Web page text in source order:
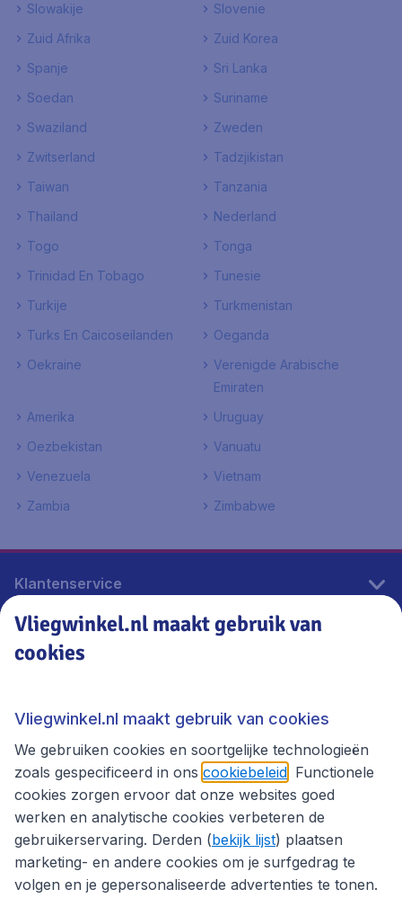
Slowakije
Slovenie
Zuid Afrika
Zuid Korea
Spanje
Sri Lanka
Soedan
Suriname
Swaziland
Zweden
Zwitserland
Tadzjikistan
Taiwan
Tanzania
Thailand
Nederland
Togo
Tonga
Trinidad En Tobago
Tunesie
Turkije
Turkmenistan
Turks En Caicoseilanden
Oeganda
Oekraine
Verenigde Arabische
Emiraten
Amerika
Uruguay
Oezbekistan
Vanuatu
Venezuela
Vietnam
Zambia
Zimbabwe
Klantenservice
Vliegwinkel.nl
Thema's
Vliegwinkel.nl maakt gebruik van
cookies
Vliegwinkel.nl maakt gebruik van cookies
We gebruiken cookies en soortgelijke technologieën
zoals gespecificeerd in ons cookiebeleid . Functionele
cookies zorgen ervoor dat onze websites goed
werken en analytische cookies verbeteren de
gebruikerservaring. Derden (bekijk lijst) plaatsen
marketing- en andere cookies om je surfgedrag te
volgen en je gepersonaliseerde advertenties te tonen.